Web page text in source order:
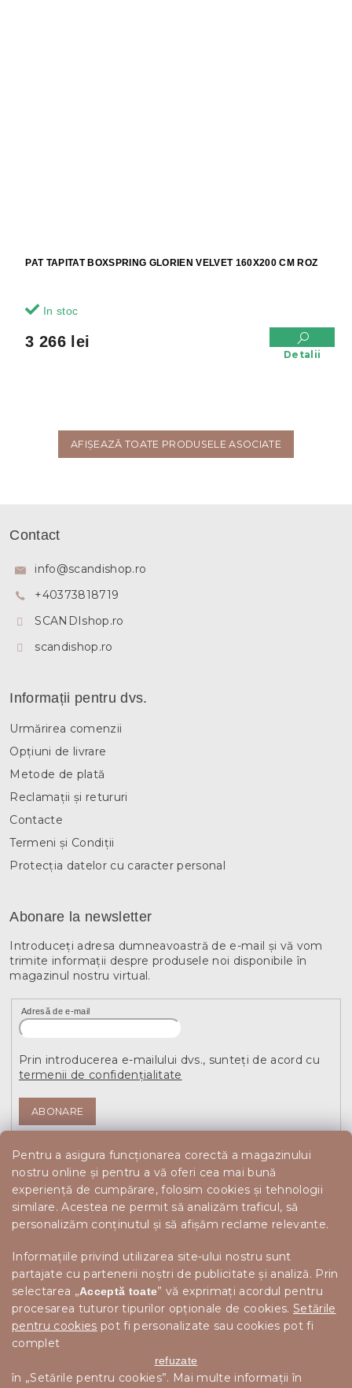
Pentru a asigura funcționarea corectă a magazinului
nostru online și pentru a vă oferi cea mai bună
experiență de cumpărare, folosim cookies și tehnologii
similare. Acestea ne permit să analizăm traficul, să
personalizăm conținutul și să afișăm reclame relevante.
Informațiile privind utilizarea site-ului nostru sunt
partajate cu partenerii noștri de publicitate și analiză. Prin
selectarea „Acceptă toate” vă exprimați acordul pentru
procesarea tuturor tipurilor opționale de cookies. Setările
pentru cookies pot fi personalizate sau cookies pot fi
complet
refuzate
în „Setările pentru cookies”. Mai multe informații în
PAT TAPITAT BOXSPRING GLORIEN VELVET 160X200 CM ROZ
In stoc
3 266 lei
Detalii
AFIŞEAZĂ TOATE PRODUSELE ASOCIATE
Contact
info@scandishop.ro
+40373818719
SCANDIshop.ro
scandishop.ro
Informații pentru dvs.
Urmărirea comenzii
Opțiuni de livrare
Metode de plată
Reclamații și retururi
Contacte
Termeni și Condiții
Protecția datelor cu caracter personal
Abonare la newsletter
Introduceţi adresa dumneavoastră de e-mail şi vă vom
trimite informaţii despre produsele noi disponibile în
magazinul nostru virtual.
Adresă de e-mail
Prin introducerea e-mailului dvs., sunteți de acord cu
termenii de confidențialitate
ABONARE